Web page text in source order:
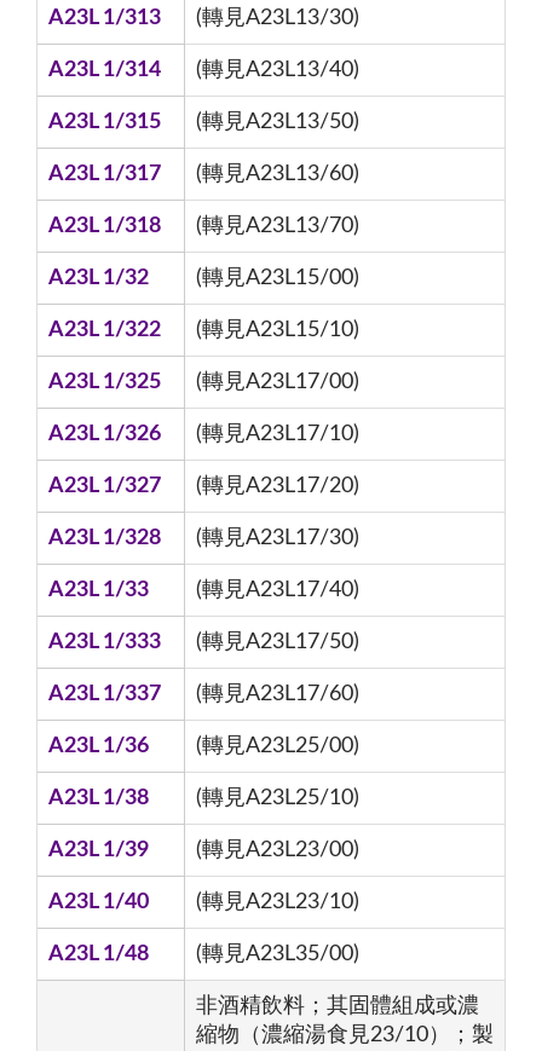
A23L 1/313 (轉見A23L13/30)
A23L 1/314 (轉見A23L13/40)
A23L 1/315 (轉見A23L13/50)
A23L 1/317 (轉見A23L13/60)
A23L 1/318 (轉見A23L13/70)
A23L 1/32 (轉見A23L15/00)
A23L 1/322 (轉見A23L15/10)
A23L 1/325 (轉見A23L17/00)
A23L 1/326 (轉見A23L17/10)
A23L 1/327 (轉見A23L17/20)
A23L 1/328 (轉見A23L17/30)
A23L 1/33 (轉見A23L17/40)
A23L 1/333 (轉見A23L17/50)
A23L 1/337 (轉見A23L17/60)
A23L 1/36 (轉見A23L25/00)
A23L 1/38 (轉見A23L25/10)
A23L 1/39 (轉見A23L23/00)
A23L 1/40 (轉見A23L23/10)
A23L 1/48 (轉見A23L35/00)
非酒精飲料；其固體組成或濃
縮物（濃縮湯食見23/10）；製